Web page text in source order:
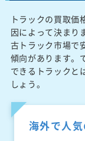
トラックの買取価
因によって決まり
古トラック市場で
傾向があります。
できるトラックと
しょう。
海外で人